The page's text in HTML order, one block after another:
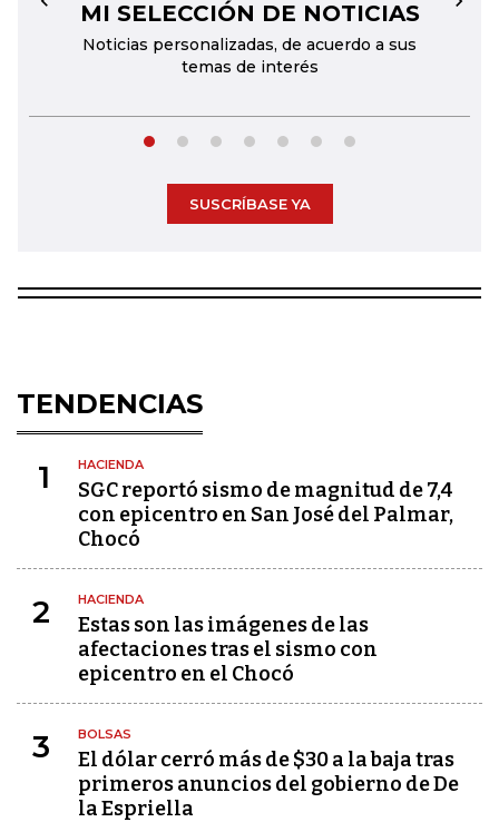
MI SELECCIÓN DE NOTICIAS
Noticias personalizadas, de acuerdo a sus
temas de interés
← →
SUSCRÍBASE YA
TENDENCIAS
1 HACIENDA
SGC reportó sismo de magnitud de 7,4
con epicentro en San José del Palmar,
Chocó
2 HACIENDA
Estas son las imágenes de las
afectaciones tras el sismo con
epicentro en el Chocó
3 BOLSAS
El dólar cerró más de $30 a la baja tras
primeros anuncios del gobierno de De
la Espriella